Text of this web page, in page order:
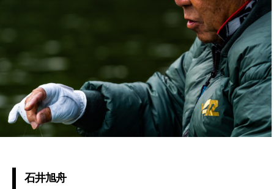
石井旭舟